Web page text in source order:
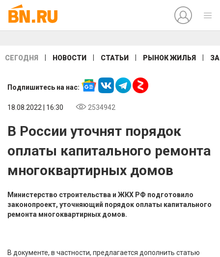
СЕГОДНЯ НОВОСТИ СТАТЬИ РЫНОК ЖИЛЬЯ
Подпишитесь на нас:
18.08.2022 | 16:30 2534942
В России уточнят порядок
оплаты капитального ремонта
многоквартирных домов
Министерство строительства и ЖКХ РФ подготовило
законопроект, уточняющий порядок оплаты капитального
ремонта многоквартирных домов.
В документе, в частности, предлагается дополнить статью